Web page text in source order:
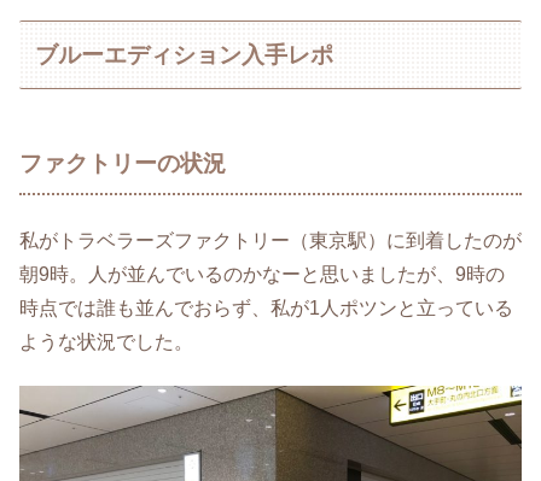
ブルーエディション入手レポ
ファクトリーの状況
私がトラベラーズファクトリー（東京駅）に到着したのが
朝9時。人が並んでいるのかなーと思いましたが、9時の
時点では誰も並んでおらず、私が1人ポツンと立っている
ような状況でした。